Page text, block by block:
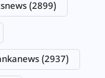
(2899)
(2937)